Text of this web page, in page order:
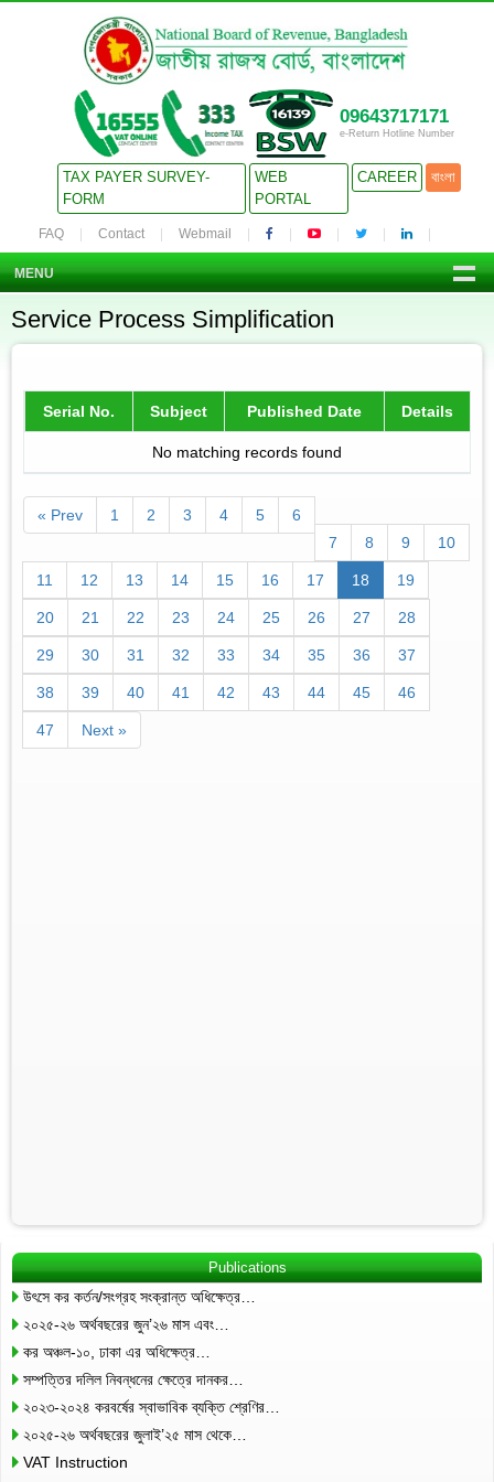
09643717171
e-Return Hotline Number
TAX PAYER SURVEY-
FORM
WEB
PORTAL
CAREER বাংলা
FAQ Contact Webmail
MENU
Service Process Simplification
Serial No. Subject Published Date Details
No matching records found
« Prev 1 2 3 4 5
6
7
8 9 10
11 12 13 14 15 16 17 18 19
20 21 22 23 24 25 26 27 28
29 30 31 32 33 34 35 36 37
38 39 40 41 42 43 44 45 46
47 Next »
Publications
উৎসে কর কর্তন/সংগ্রহ সংক্রান্ত অধিক্ষেত্র…
২০২৫-২৬ অর্থবছরের জুন’২৬ মাস এবং…
কর অঞ্চল-১০, ঢাকা এর অধিক্ষেত্র…
সম্পত্তির দলিল নিবন্ধনের ক্ষেত্রে দানকর…
২০২৩-২০২৪ করবর্ষের স্বাভাবিক ব্যক্তি শ্রেণির…
২০২৫-২৬ অর্থবছরের জুলাই’২৫ মাস থেকে…
VAT Instruction